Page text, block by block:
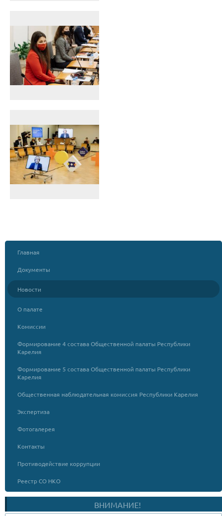
Главная
Документы
Новости
О палате
Комиссии
Формирование 4 состава Общественной палаты Республики
Карелия
Формирование 5 состава Общественной палаты Республики
Карелия
Общественная наблюдательная комиссия Республики Карелия
Экспертиза
Фотогалерея
Контакты
Противодействие коррупции
Реестр СО НКО
ВНИМАНИЕ!